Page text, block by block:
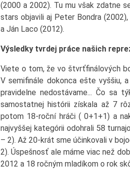
(2000 a 2002). Tu mu však zdatne
stars objavili aj Peter Bondra
a Ján Laco (2012).
Výsledky tvrdej práce našich
Viete o tom, že vo štvrťfinálových
V semifinále dokonca ešte vyššiu,
pravidelne nedostávame... Čo sa
samostatnej histórii získala až 7
potom 18-roční hráči ( 0+1+1) a
najvyššej kategórii odohrali 58
– 2). Až 20-krát sme účinkovali v
2). Úspešnosť ale máme viac než
2012 a 18 ročným mladíkom o rok